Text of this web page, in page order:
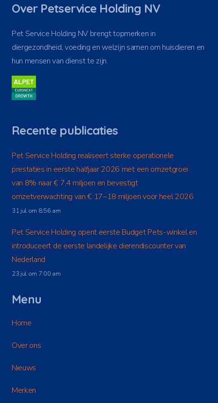
Over Petservice Holding NV
Pet Service Holding NV brengt topmerken in
diergezondheid, voeding en welzijn samen om huisdieren en
hun mensen van dienst te zijn.
Recente publicaties
Pet Service Holding realiseert sterke operationele
prestaties in eerste halfjaar 2026 met een omzetgroei
van 8% naar € 7,4 miljoen en bevestigt
omzetverwachting van € 17–18 miljoen voor heel 2026
31 jul om 8:56 am
Pet Service Holding opent eerste Budget Pets-winkel en
introduceert de eerste landelijke dierendiscounter van
Nederland
23 jul om 7:00 am
Menu
Home
Over ons
Nieuws
Merken